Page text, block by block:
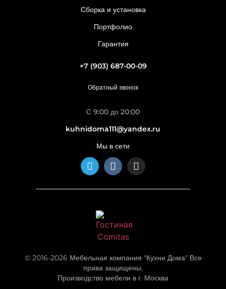
Сборка и установка
Портфолио
Гарантия
+7 (903) 687-00-09
Обратный звонок
С 9:00 до 20:00
kuhnidoma111@yandex.ru
Мы в сети
© 2016-2026 Мебельная компания "Кухни Дома" Все
права защищены.
Производство мебели в г. Москва